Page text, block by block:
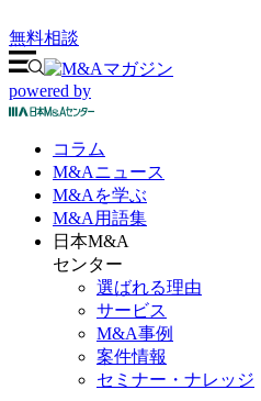
無料相談
powered by
コラム
M&Aニュース
M&Aを学ぶ
M&A 用語集
日本M&A
センター
選ばれる理由
サービス
M&A事例
案件情報
セミナー・ナレッジ